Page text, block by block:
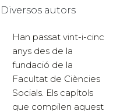
Diversos autors
Han passat vint-i-cinc
anys des de la
fundació de la
Facultat de Ciències
Socials. Els capítols
que compilen aquest